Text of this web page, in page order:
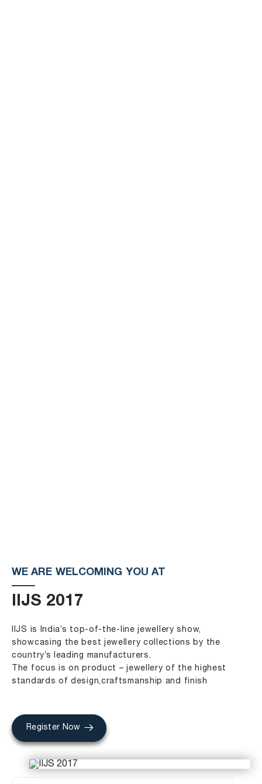
WE ARE WELCOMING YOU AT
IIJS 2017
IIJS is India’s top-of-the-line jewellery show,
showcasing the best jewellery collections by the
country’s leading manufacturers.
The focus is on product – jewellery of the highest
standards of design,craftsmanship and finish
Register Now